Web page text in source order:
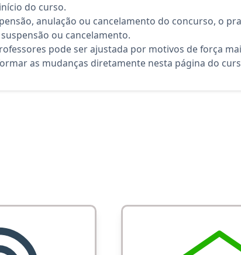
do curso.
anulação ou cancelamento do concurso, o
ou cancelamento.
pode ser ajustada por motivos de força
as mudanças diretamente nesta página do